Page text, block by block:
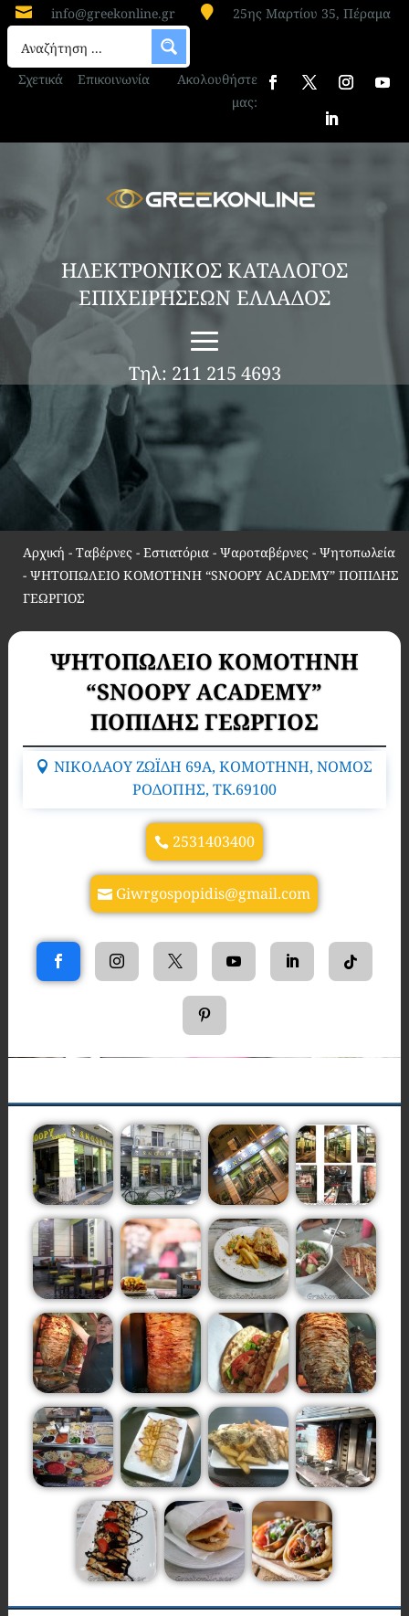
 info@greekonline.gr  25ης Μαρτίου 35, Πέραμα
Σχετικά Επικοινωνία
Ακολουθήστε
μας:
ΗΛΕΚΤΡΟΝΙΚΟΣ ΚΑΤΑΛΟΓΟΣ
ΕΠΙΧΕΙΡΗΣΕΩΝ ΕΛΛΑΔΟΣ
Τηλ: 211 215 4693
Αρχική - Ταβέρνες - Εστιατόρια - Ψαροταβέρνες - Ψητοπωλεία
- ΨΗΤΟΠΩΛΕΙΟ ΚΟΜΟΤΗΝΗ “SNOOPY ACADEMY” ΠΟΠΙΔΗΣ
ΓΕΩΡΓΙΟΣ
ΨΗΤΟΠΩΛΕΙΟ ΚΟΜΟΤΗΝΗ
“SNOOPY ACADEMY”
ΠΟΠΙΔΗΣ ΓΕΩΡΓΙΟΣ
ΝΙΚΟΛΑΟΥ ΖΩΪΔΗ 69Α, ΚΟΜΟΤΗΝΗ, ΝΟΜΟΣ
ΡΟΔΟΠΗΣ, TK.69100
2531403400
Giwrgospopidis@gmail.com